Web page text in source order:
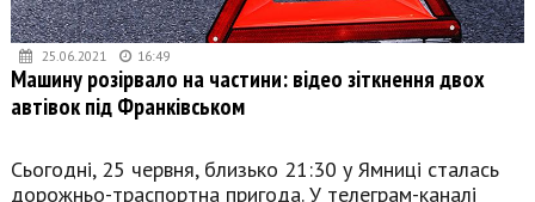
25.06.2021 16:49
Машину розірвало на частини: відео зіткнення двох
автівок під Франківськом
Сьогодні, 25 червня, близько 21:30 у Ямниці сталась
дорожньо-траспортна пригода. У телеграм-каналі